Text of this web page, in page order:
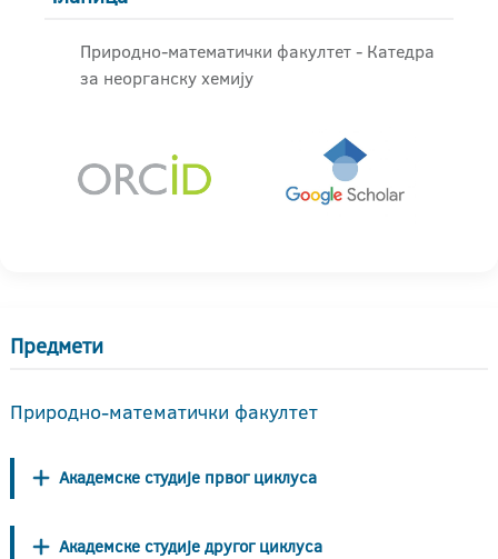
Природно-математички факултет - Катедра
за неорганску хемију
Предмети
Природно-математички факултет
Академске студије првог циклуса
Академске студије другог циклуса